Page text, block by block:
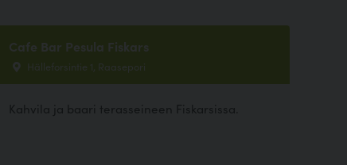
Cafe Bar Pesula Fiskars
Hälleforsintie 1, Raasepori
Kahvila ja baari terasseineen Fiskarsissa.